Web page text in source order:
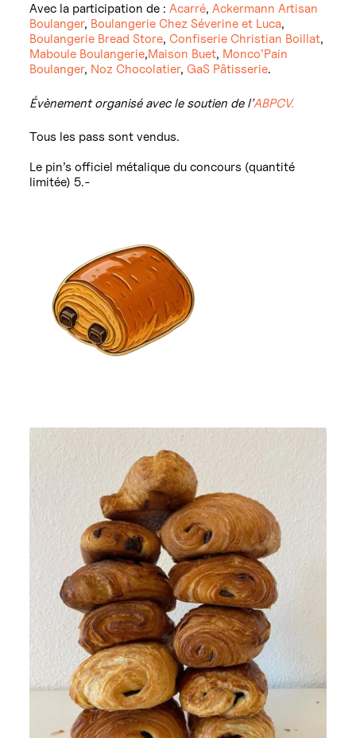
Avec la participation de :Acarré,Ackermann Artisan
Boulanger, Boulangerie Chez Séverine et Luca,
Boulangerie Bread Store, Confiserie Christian Boillat,
Maboule Boulangerie,Maison Buet, Monco’Pain
Boulanger, Noz Chocolatier, GaS Pâtisserie.
Évènement organisé avec le soutien de l’ABPCV.
Tous les pass sont vendus.
Le pin’s officiel métalique du concours (quantité
limitée) 5.-